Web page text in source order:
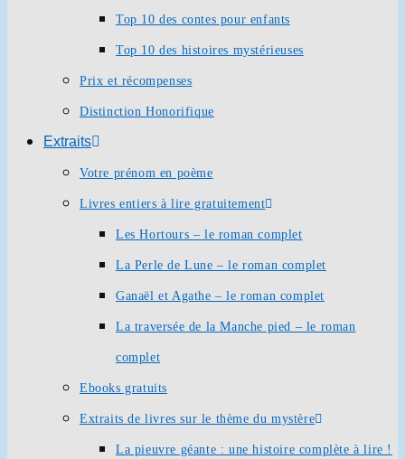
Top 10 des contes pour enfants
Top 10 des histoires mystérieuses
Prix et récompenses
Distinction Honorifique
Extraits
Votre prénom en poème
Livres entiers à lire gratuitement
Les Hortours – le roman complet
La Perle de Lune – le roman complet
Ganaël et Agathe – le roman complet
La traversée de la Manche pied – le roman
complet
Ebooks gratuits
Extraits de livres sur le thème du mystère
La pieuvre géante : une histoire complète à lire !